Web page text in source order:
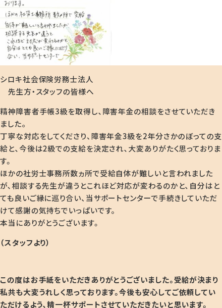
シロキ社会保険労務士法人
先生方・スタッフの皆様へ
精神障害者手帳3級を取得し、障害年金の相談をさせていただき
ました。
丁寧な対応をしてくださり、障害年金3級を2年分さかのぼっての支
給と、今後は2級での支給を決定され、大変ありがたく思っておりま
す。
ほかの社労士事務所数ヵ所で受給自体が難しいと言われました
が、相談する先生が違うとこれほど対応が変わるのかと、自分はと
ても良いご縁に巡り合い、当サポートセンターで手続きしていただ
けて感謝の気持ちでいっぱいです。
本当にありがとうございます。
（スタッフより）
この度はお手紙をいただきありがとうございました。受給が決まり
私共も大変うれしく思っております。今後も安心してご依頼してい
ただけるよう、精一杯サポートさせていただきたいと思います。